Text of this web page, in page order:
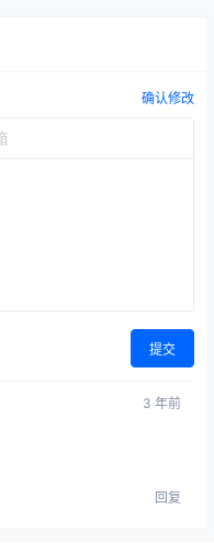
确认修改
提交
3 年前
回复